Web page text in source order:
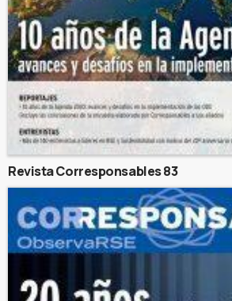
Revista Corresponsables 83